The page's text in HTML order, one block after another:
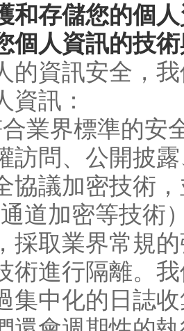
和存儲您的個
個人資訊的技
的資訊安全，
資訊：
業界標準的安
訪問、公開披
協議加密技術
道加密等技術
採取業界常規
術進行隔離。
集中化的日誌